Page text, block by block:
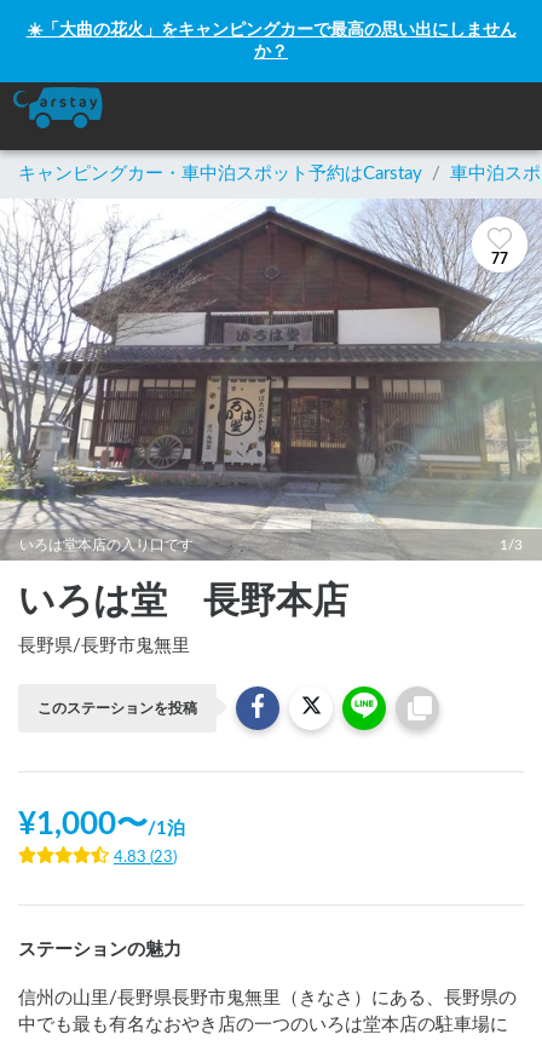
☀️「大曲の花火」をキャンピングカーで最高の思い出にしません
か？
キャンピングカー・車中泊スポット予約はCarstay / 車中泊ス
77
いろは堂本店の入り口です 1/3
いろは堂 長野本店
長野県/長野市鬼無里
このステーションを投稿
¥1,000〜/1泊
4.83 (23)
ステーションの魅力
信州の山里/長野県長野市鬼無里（きなさ）にある、長野県の
中でも最も有名なおやき店の一つのいろは堂本店の駐車場に